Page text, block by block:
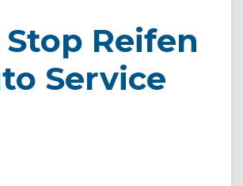
Reifen
Service